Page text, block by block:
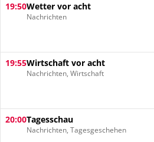
19:50Wetter vor acht
Nachrichten
19:55Wirtschaft vor acht
Nachrichten, Wirtschaft
20:00Tagesschau
Nachrichten, Tagesgeschehen